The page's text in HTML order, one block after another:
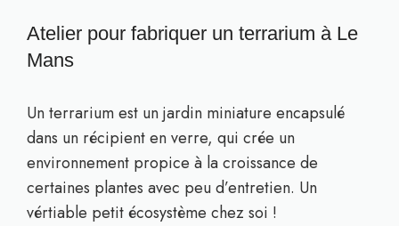
Atelier pour fabriquer un terrarium à Le
Mans
Un terrarium est un jardin miniature encapsulé
dans un récipient en verre, qui crée un
environnement propice à la croissance de
certaines plantes avec peu d’entretien. Un
vértiable petit écosystème chez soi !